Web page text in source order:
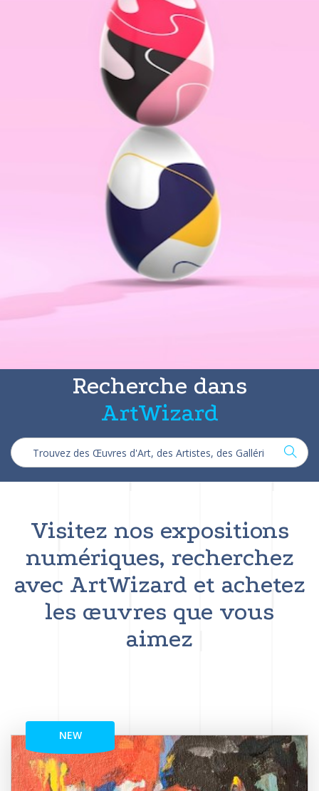
Recherche dans
ArtWizard
Visitez nos expositions
numériques, recherchez
avec ArtWizard et achetez
les œuvres que vous
aimez
NEW